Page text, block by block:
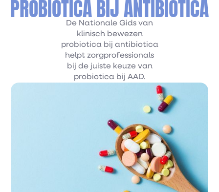
PROBIOTICA BIJ ANTIBIOTICA
De Nationale Gids van
klinisch bewezen
probiotica bij antibiotica
helpt zorgprofessionals
bij de juiste keuze van
probiotica bij AAD.